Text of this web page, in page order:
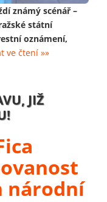
známý scénář –
státní
oznámení,
ve čtení »»
JIŽ
národní